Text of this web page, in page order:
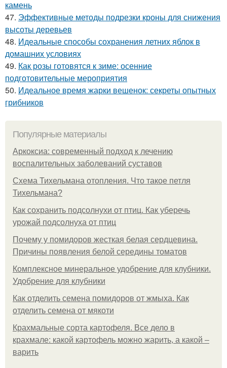
камень
47. Эффективные методы подрезки кроны для снижения
высоты деревьев
48. Идеальные способы сохранения летних яблок в
домашних условиях
49. Как розы готовятся к зиме: осенние
подготовительные мероприятия
50. Идеальное время жарки вешенок: секреты опытных
грибников
Популярные материалы
Аркоксиа: современный подход к лечению
воспалительных заболеваний суставов
Схема Тихельмана отопления. Что такое петля
Тихельмана?
Как сохранить подсолнухи от птиц. Как уберечь
урожай подсолнуха от птиц
Почему у помидоров жесткая белая сердцевина.
Причины появления белой середины томатов
Комплексное минеральное удобрение для клубники.
Удобрение для клубники
Как отделить семена помидоров от жмыха. Как
отделить семена от мякоти
Крахмальные сорта картофеля. Все дело в
крахмале: какой картофель можно жарить, а какой –
варить